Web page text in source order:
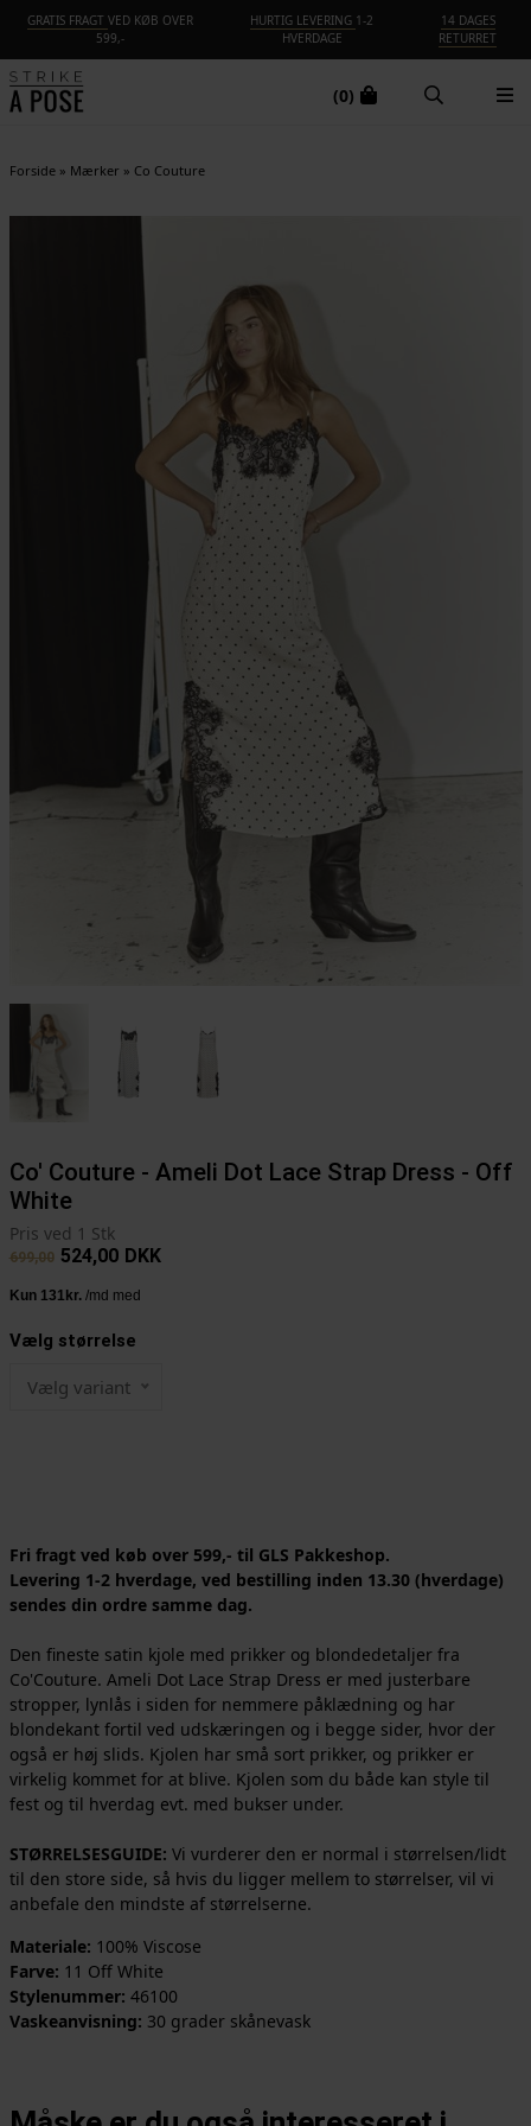
GRATIS FRAGT VED KØB OVER
599,-
HURTIG LEVERING 1-2
HVERDAGE
14 DAGES
RETURRET
(0)
Forside» Mærker » Co Couture
Co' Couture - Ameli Dot Lace Strap Dress - Off
White
Pris ved 1 Stk
699,00 524,00 DKK
Vælg størrelse
Vælg variant
Fri fragt ved køb over 599,- til GLS Pakkeshop.
Levering 1-2 hverdage, ved bestilling inden 13.30 (hverdage)
sendes din ordre samme dag.
Den fineste satin kjole med prikker og blondedetaljer fra
Co'Couture. Ameli Dot Lace Strap Dress er med justerbare
stropper, lynlås i siden for nemmere påklædning og har
blondekant fortil ved udskæringen og i begge sider, hvor der
også er høj slids. Kjolen har små sort prikker, og prikker er
virkelig kommet for at blive. Kjolen som du både kan style til
fest og til hverdag evt. med bukser under.
STØRRELSESGUIDE: Vi vurderer den er normal i størrelsen/lidt
til den store side, så hvis du ligger mellem to størrelser, vil vi
anbefale den mindste af størrelserne.
Materiale: 100% Viscose
Farve: 11 Off White
Stylenummer: 46100
Vaskeanvisning: 30 grader skånevask